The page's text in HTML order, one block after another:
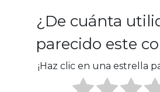
¿De cuánta
parecido este
¡Haz clic en una estrella